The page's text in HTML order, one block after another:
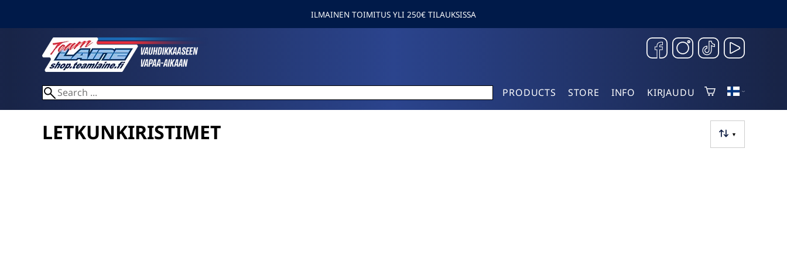
ILMAINEN TOIMITUS YLI 250€ TILAUKSISSA
PRODUCTS STORE INFO KIRJAUDU
▼
LETKUNKIRISTIMET